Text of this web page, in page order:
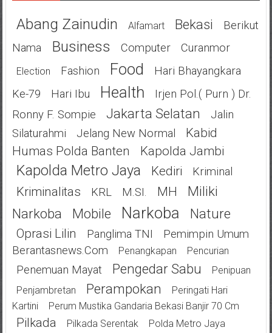
Abang Zainudin Alfamart Bekasi
Berikut
Nama
Business Computer Curanmor
Election Fashion Food
Hari Bhayangkara
Ke-79
Hari Ibu Health
Irjen Pol.( Purn ) Dr.
Ronny F. Sompie
Jakarta Selatan
Jalin
Silaturahmi
Jelang New Normal
Kabid
Humas Polda Banten
Kapolda Jambi
Kapolda Metro Jaya Kediri Kriminal
Kriminalitas KRL M.SI. MH
Miliki
Narkoba
Mobile Narkoba Nature
Oprasi Lilin Panglima TNI
Pemimpin Umum
Berantasnews.com
Penangkapan Pencurian
Penemuan Mayat Pengedar Sabu
Penipuan
Penjambretan
Perampokan
Peringati Hari
Kartini
Perum Mustika Gandaria Bekasi Banjir 70 Cm
Pilkada Pilkada Serentak Polda Metro Jaya